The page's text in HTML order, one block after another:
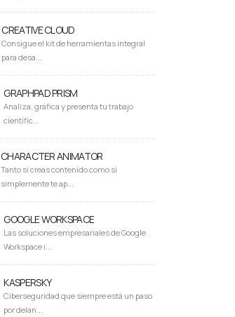
CREATIVE CLOUD
Consigue el kit de herramientas integral
para desa...
GRAPHPAD PRISM
Analiza, gráfica y presenta tu trabajo
científic...
CHARACTER ANIMATOR
Tanto si creas contenido como si
simplemente te ap...
GOOGLE WORKSPACE
Las soluciones empresariales de Google
Workspace i...
KASPERSKY
Ciberseguridad que siempre está un paso
por delan...